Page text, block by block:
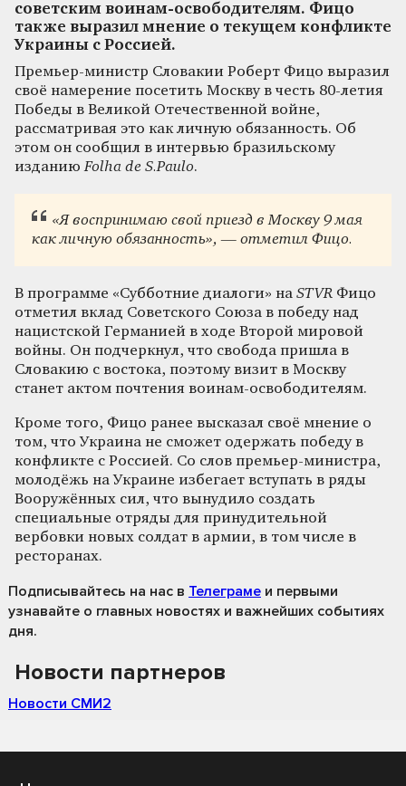
советским воинам-освободителям. Фицо
также выразил мнение о текущем конфликте
Украины с Россией.
Премьер-министр Словакии Роберт Фицо выразил
своё намерение посетить Москву в честь 80-летия
Победы в Великой Отечественной войне,
рассматривая это как личную обязанность. Об
этом он сообщил в интервью бразильскому
изданиюFolha de S.Paulo.
«Я воспринимаю свой приезд в Москву 9 мая
как личную обязанность», — отметил Фицо.
В программе «Субботние диалоги» на STVR Фицо
отметил вклад Советского Союза в победу над
нацистской Германией в ходе Второй мировой
войны. Он подчеркнул, что свобода пришла в
Словакию с востока, поэтому визит в Москву
станет актом почтения воинам-освободителям.
Кроме того, Фицо ранее высказал своё мнение о
том, что Украина не сможет одержать победу в
конфликте с Россией. Со слов премьер-министра,
молодёжь на Украине избегает вступать в ряды
Вооружённых сил, что вынудило создать
специальные отряды для принудительной
вербовки новых солдат в армии, в том числе в
ресторанах.
Подписывайтесь на нас в Телеграме и первыми
узнавайте о главных новостях и важнейших событиях
дня.
Новости партнеров
Новости СМИ2